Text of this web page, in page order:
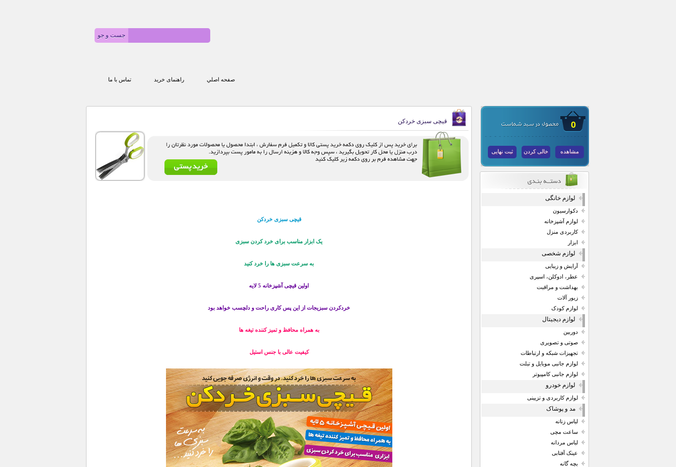
صفحه اصلي راهنمای خرید تماس با ما
0
مشاهده خالی کردن ثبت نهایی
لوازم خانگی
دکوارسیون
لوازم آشپزخانه
کاربردی منزل
ابزار
لوازم شخصی
آرایش و زیبایی
عطر، ادوکلن، اسپری
بهداشت و مراقبت
زیور آلات
لوازم کودک
لوازم دیجیتال
دوربین
صوتی و تصویری
تجهیزات شبکه و ارتباطات
لوازم جانبی موبایل و تبلت
لوازم جانبی کامپیوتر
لوازم خودرو
لوازم کاربردی و تزیینی
مد و پوشاک
لباس زنانه
ساعت مچی
لباس مردانه
عینک آفتابی
بچه گانه
قیچی سبزی خردکن
قیچی سبزی خردکن
یک ابزار مناسب برای خرد کردن سبزی
به سرعت سبزی ها را خرد کنید
اولین قیچی آشپزخانه 5 لایه
خردکردن سبزیجات از این پس کاری راحت و دلچسب خواهد بود
به همراه محافظ و تمیز کننده تیغه ها
کیفیت عالی با جنس استیل